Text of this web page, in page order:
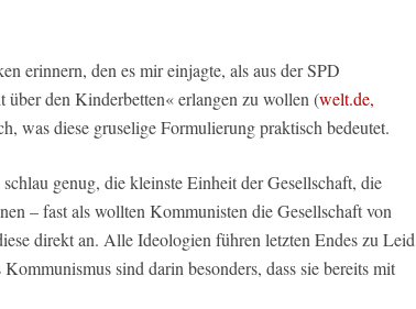
erinnern, den es mir einjagte, als aus der SPD
den Kinderbetten« erlangen zu wollen (welt.de,
was diese gruselige Formulierung praktisch bedeutet.
genug, die kleinste Einheit der Gesellschaft, die
– fast als wollten Kommunisten die Gesellschaft von
direkt an. Alle Ideologien führen letzten Endes zu Leid
sind darin besonders, dass sie bereits mit